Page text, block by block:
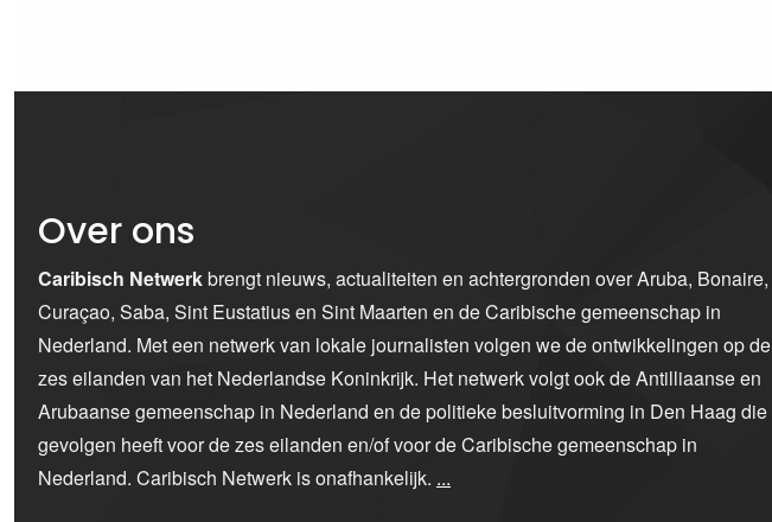
Over ons
Caribisch Netwerkbrengt nieuws, actualiteiten en achtergronden over Aruba, Bonaire,
Curaçao, Saba, Sint Eustatius en Sint Maarten en de Caribische gemeenschap in
Nederland. Met een netwerk van lokale journalisten volgen we de ontwikkelingen op de
zes eilanden van het Nederlandse Koninkrijk. Het netwerk volgt ook de Antilliaanse en
Arubaanse gemeenschap in Nederland en de politieke besluitvorming in Den Haag die
gevolgen heeft voor de zes eilanden en/of voor de Caribische gemeenschap in
Nederland. Caribisch Netwerk is onafhankelijk. ...